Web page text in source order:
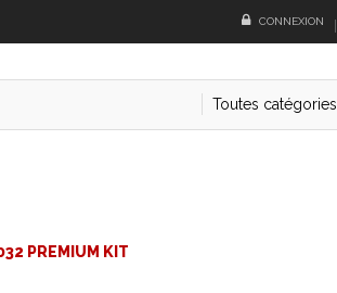
CONNEXION
Toutes catégories
PREMIUM KIT